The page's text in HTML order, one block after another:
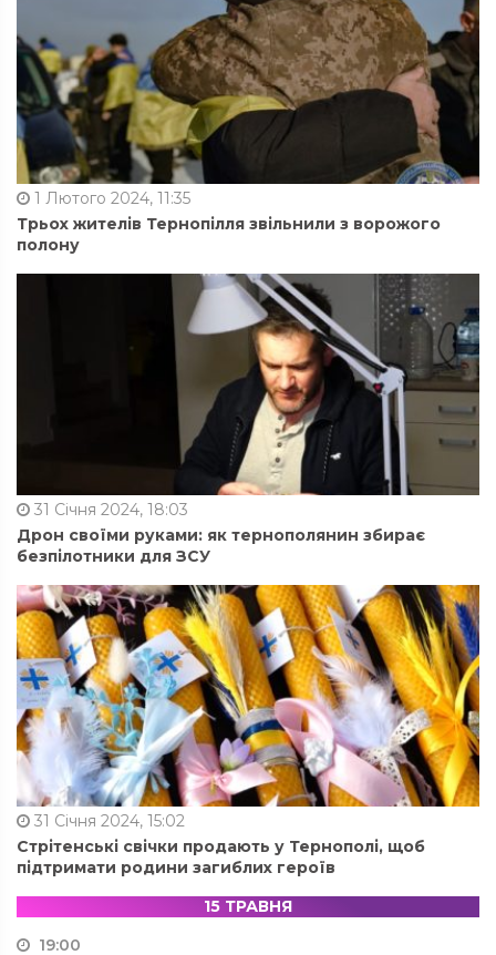
1 Лютого 2024, 11:35
Трьох жителів Тернопілля звільнили з ворожого
полону
31 Січня 2024, 18:03
Дрон своїми руками: як тернополянин збирає
безпілотники для ЗСУ
31 Січня 2024, 15:02
Стрітенські свічки продають у Тернополі, щоб
підтримати родини загиблих героїв
15 ТРАВНЯ
19:00